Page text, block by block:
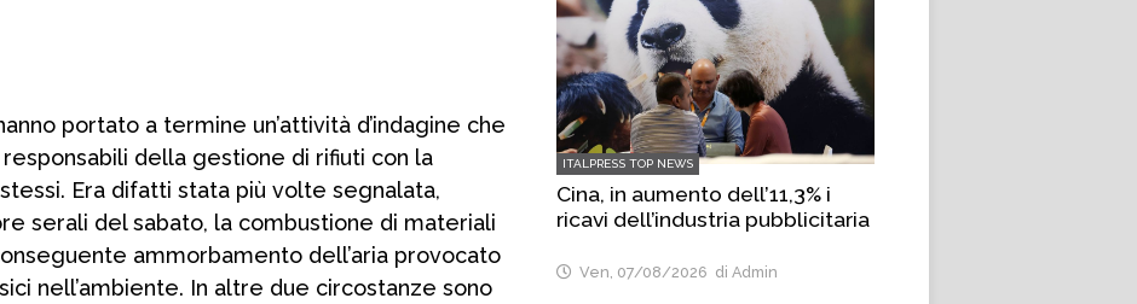
portato a termine un’attività d’indagine che
della gestione di rifiuti con la
Era difatti stata più volte segnalata,
serali del sabato, la combustione di materiali
ammorbamento dell’aria provocato
nell’ambiente. In altre due circostanze sono
ITALPRESS TOP NEWS
Cina, in aumento dell’11,3% i
ricavi dell’industria pubblicitaria
Ven, 07/08/2026 di Admin